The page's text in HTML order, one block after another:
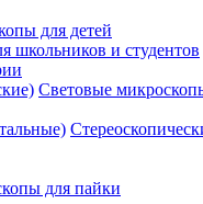
для детей
школьников и студентов
Световые
для пайки